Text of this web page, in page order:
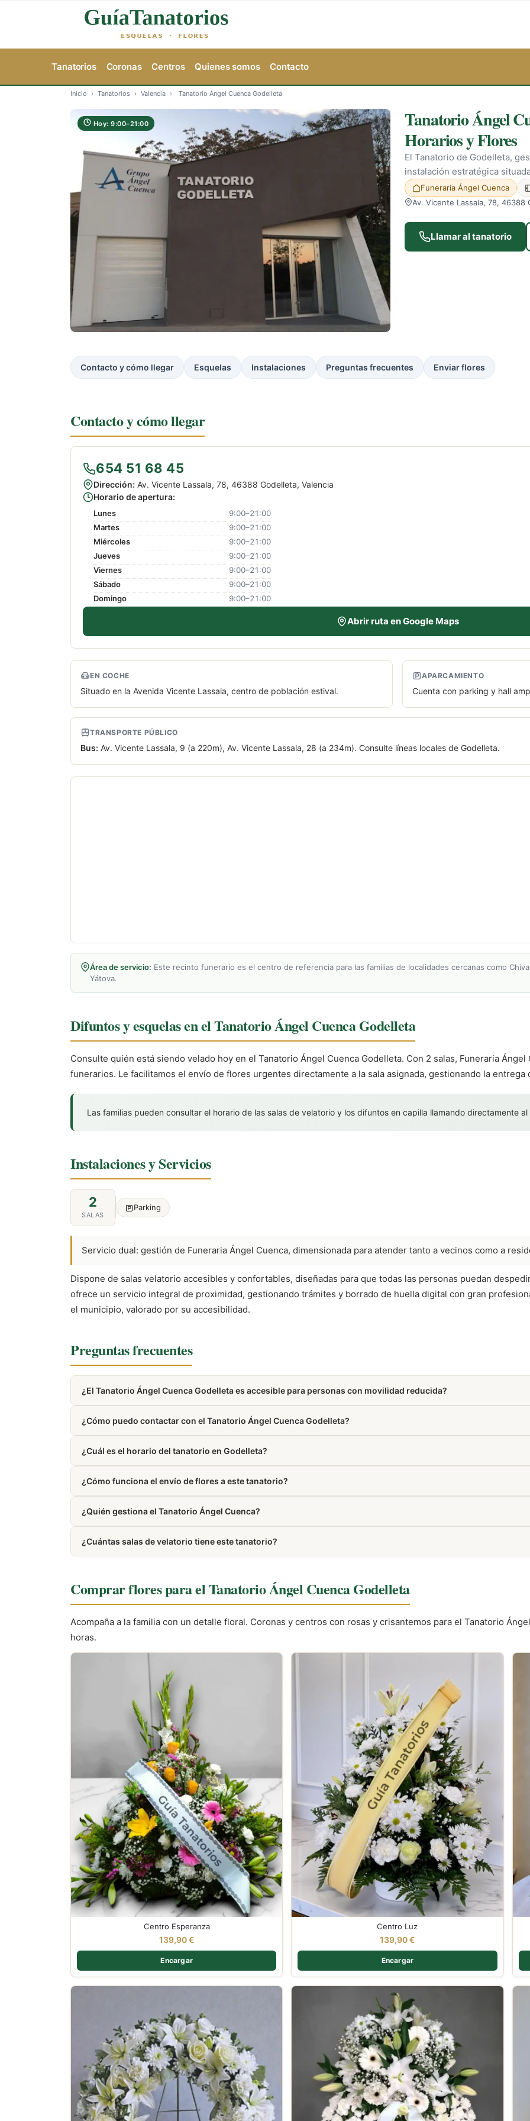
Tanatorios Coronas Centros Quienes somos Contacto
Inicio › Tanatorios › Valencia › Tanatorio Ángel Cuenca Godelleta
Hoy: 9:00–21:00
Tanatorio Ángel
Horarios y Flores
El Tanatorio de Godelleta,
instalación estratégica
Funeraria Ángel Cuenca
Av. Vicente Lassala, 78, 46388
Llamar al tanatorio
Contacto y cómo llegar Esquelas Instalaciones Preguntas frecuentes Enviar flores
Contacto y cómo llegar
654 51 68 45
Dirección: Av. Vicente Lassala, 78, 46388 Godelleta, Valencia
Horario de apertura:
Lunes
9:00–21:00
Martes
9:00–21:00
Miércoles
9:00–21:00
Jueves
9:00–21:00
Viernes
9:00–21:00
Sábado
9:00–21:00
Domingo
9:00–21:00
Abrir ruta en Google Maps
EN COCHE
Situado en la Avenida Vicente Lassala, centro de población estival.
APARCAMIENTO
Cuenta con parking y hall
TRANSPORTE PÚBLICO
Bus: Av. Vicente Lassala, 9 (a 220m), Av. Vicente Lassala, 28 (a 234m). Consulte líneas locales de Godelleta.
Área de servicio: Este recinto funerario es el centro de referencia para las familias de localidades cercanas como
Yátova.
Difuntos y esquelas en el Tanatorio Ángel Cuenca Godelleta
Consulte quién está siendo velado hoy en el Tanatorio Ángel Cuenca Godelleta. Con 2 salas, Funeraria
funerarios. Le facilitamos el envío de flores urgentes directamente a la sala asignada, gestionando la entrega
Las familias pueden consultar el horario de las salas de velatorio y los difuntos en capilla llamando directamente
Instalaciones y Servicios
2
SALAS
Parking
Servicio dual: gestión de Funeraria Ángel Cuenca, dimensionada para atender tanto a vecinos como a
Dispone de salas velatorio accesibles y confortables, diseñadas para que todas las personas puedan
ofrece un servicio integral de proximidad, gestionando trámites y borrado de huella digital con gran
el municipio, valorado por su accesibilidad.
Preguntas frecuentes
¿El Tanatorio Ángel Cuenca Godelleta es accesible para personas con movilidad reducida?
¿Cómo puedo contactar con el Tanatorio Ángel Cuenca Godelleta?
¿Cuál es el horario del tanatorio en Godelleta?
¿Cómo funciona el envío de flores a este tanatorio?
¿Quién gestiona el Tanatorio Ángel Cuenca?
¿Cuántas salas de velatorio tiene este tanatorio?
Comprar flores para el Tanatorio Ángel Cuenca Godelleta
Acompaña a la familia con un detalle floral. Coronas y centros con rosas y crisantemos para el Tanatorio
horas.
Centro Esperanza
139,90€
Encargar
Centro Luz
139,90€
Encargar